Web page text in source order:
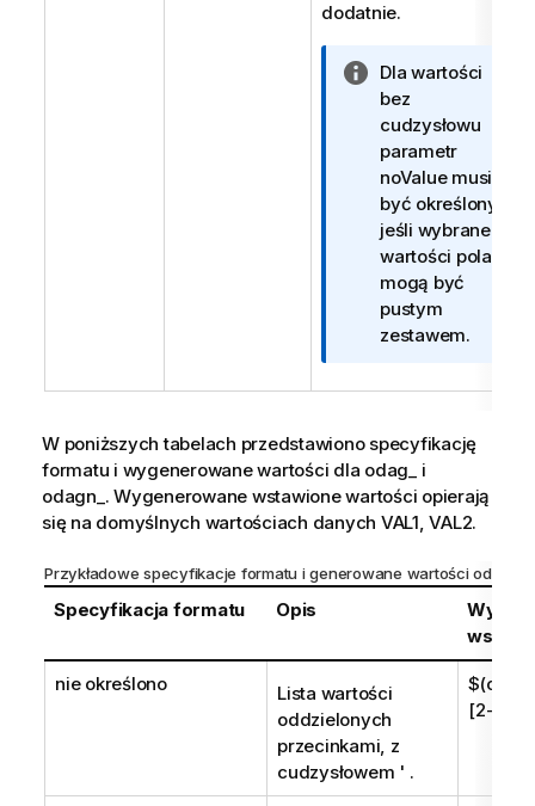
dodatnie.
I
n
f
o
r
m
a
c
j
a
Dla wartości
bez
cudzysłowu
parametr
noValuemusi
być określony,
jeśli wybrane
wartości pola
mogą być
pustym
zestawem.
W poniższych tabelach przedstawiono specyfikację
formatu i wygenerowane wartości dla odag_
i
odagn_ . Wygenerowane wstawione wartości opierają
się na domyślnych wartościach danych VAL1, VAL2.
Przykładowe specyfikacje formatu i generowane wartościodag_
Specyfikacja formatu Opis
nie określono
Lista wartości
oddzielonych
przecinkami, z
cudzysłowem ' .
[2-4]